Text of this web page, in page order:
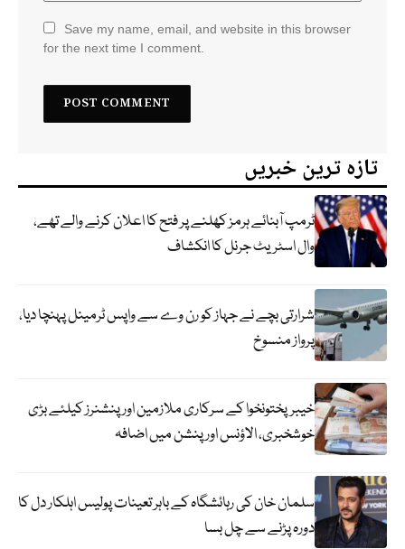
Save my name, email, and website in this browser
for the next time I comment.
تازہ ترین خبریں
ٹرمپ آبنائے ہرمز کھلنے پر فتح کا اعلان کرنے والے تھے،
وال اسٹریٹ جرنل کا انکشاف
شرارتی بچے نے جہاز کو رن وے سے واپس ٹرمینل پہنچا دیا،
پرواز منسوخ
خیبرپختونخوا کے سرکاری ملازمین اور پنشنرز کیلئے بڑی
خوشخبری، الاؤنس اور پنشن میں اضافہ
سلمان خان کی رہائشگاہ کے باہر تعینات پولیس اہلکار دل کا
دورہ پڑنے سے چل بسا